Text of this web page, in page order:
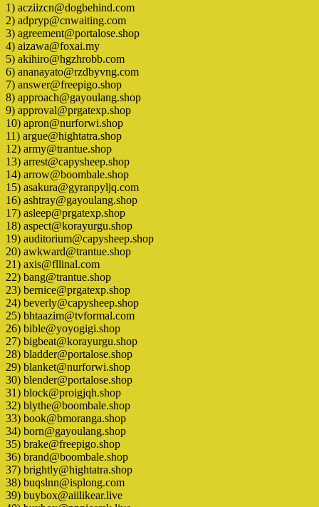
1) acziizcn@dogbehind.com
2) adpryp@cnwaiting.com
3) agreement@portalose.shop
4) aizawa@foxai.my
5) akihiro@hgzhrobb.com
6) ananayato@rzdbyvng.com
7) answer@freepigo.shop
8) approach@gayoulang.shop
9) approval@prgatexp.shop
10) apron@nurforwi.shop
11) argue@hightatra.shop
12) army@trantue.shop
13) arrest@capysheep.shop
14) arrow@boombale.shop
15) asakura@gyranpyljq.com
16) ashtray@gayoulang.shop
17) asleep@prgatexp.shop
18) aspect@korayurgu.shop
19) auditorium@capysheep.shop
20) awkward@trantue.shop
21) axis@fllinal.com
22) bang@trantue.shop
23) bernice@prgatexp.shop
24) beverly@capysheep.shop
25) bhtaazim@tvformal.com
26) bible@yoyogigi.shop
27) bigbeat@korayurgu.shop
28) bladder@portalose.shop
29) blanket@nurforwi.shop
30) blender@portalose.shop
31) block@proigjqh.shop
32) blythe@boombale.shop
33) book@bmoranga.shop
34) born@gayoulang.shop
35) brake@freepigo.shop
36) brand@boombale.shop
37) brightly@hightatra.shop
38) buqslnn@isplong.com
39) buybox@aiilikear.live